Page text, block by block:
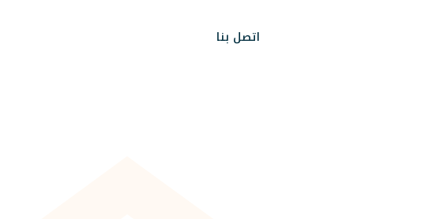
اتصل بنا